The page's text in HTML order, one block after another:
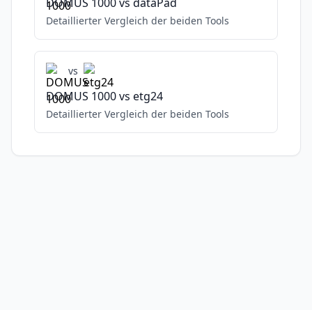
Detaillierter Vergleich der beiden Tools
vs
DOMUS 1000vs etg24
Detaillierter Vergleich der beiden Tools